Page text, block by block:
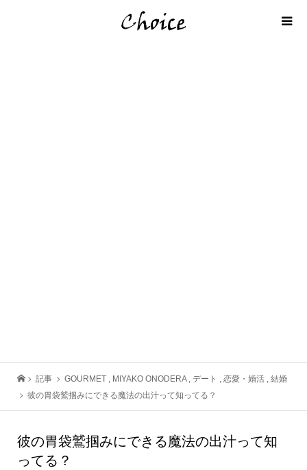
記事 GOURMET , MIYAKO ONODERA , デート , 恋愛・婚活 , 結婚
彼の胃袋鷲掴みにできる魔法の出汁って知ってる？
彼の胃袋鷲掴みにできる魔法の出汁って知
ってる？